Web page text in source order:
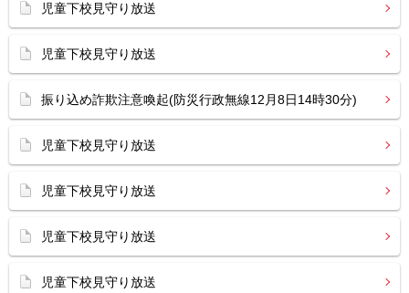
児童下校見守り放送
児童下校見守り放送
振り込め詐欺注意喚起(防災行政無線12月8日14時30分)
児童下校見守り放送
児童下校見守り放送
児童下校見守り放送
児童下校見守り放送